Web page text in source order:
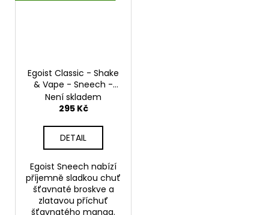
Egoist Classic - Shake
& Vape - Sneech -
20ml
Není skladem
295 Kč
DETAIL
Egoist Sneech nabízí
příjemně sladkou chuť
šťavnaté broskve a
zlatavou příchuť
šťavnatého manga.